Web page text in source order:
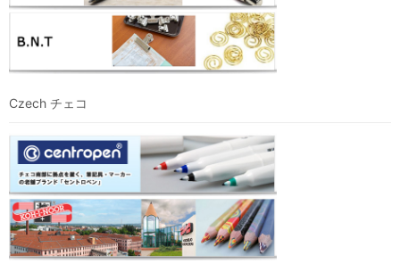
Czech チェコ